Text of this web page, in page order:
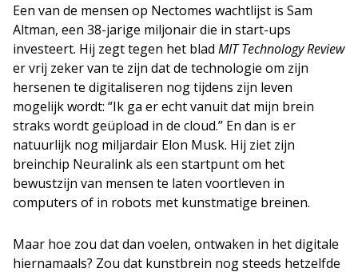
Een van de mensen op Nectomes wachtlijst is Sam
Altman, een 38-jarige miljonair die in start-ups
investeert. Hij zegt tegen het blad MIT Technology Review
er vrij zeker van te zijn dat de technologie om zijn
hersenen te digitaliseren nog tijdens zijn leven
mogelijk wordt: “Ik ga er echt vanuit dat mijn brein
straks wordt geüpload in de cloud.” En dan is er
natuurlijk nog miljardair Elon Musk. Hij ziet zijn
breinchip Neuralink als een startpunt om het
bewustzijn van mensen te laten voortleven in
computers of in robots met kunstmatige breinen.
Maar hoe zou dat dan voelen, ontwaken in het digitale
hiernamaals? Zou dat kunstbrein nog steeds hetzelfde